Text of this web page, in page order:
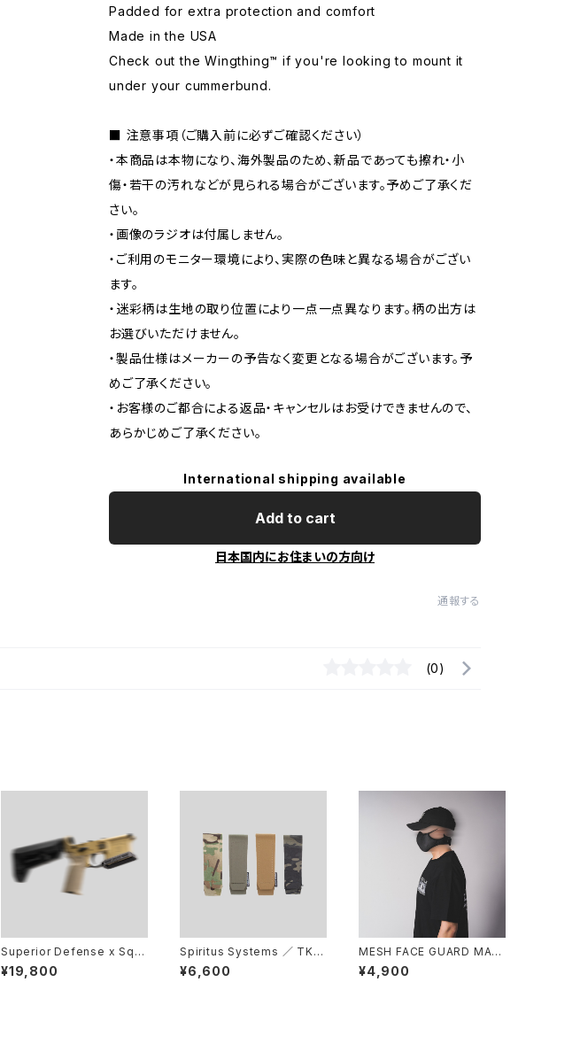
Padded for extra protection and comfort
Made in the USA
Check out the Wingthing™ if you're looking to mount it
under your cummerbund.
■ 注意事項（ご購入前に必ずご確認ください）
・本商品は本物になり、海外製品のため、新品であっても擦れ・小
傷・若干の汚れなどが見られる場合がございます。予めご了承くだ
さい。
・画像のラジオは付属しません。
・ご利用のモニター環境により、実際の色味と異なる場合がござい
ます。
・迷彩柄は生地の取り位置により一点一点異なります。柄の出方は
お選びいただけません。
・製品仕様はメーカーの予告なく変更となる場合がございます。予
めご了承ください。
・お客様のご都合による返品・キャンセルはお受けできませんので、
あらかじめご了承ください。
International shipping available
Add to cart
日本国内にお住まいの方向け
通報する
(0)
Superior Defense x Squi
d x Annex ／ ULTRALIGH
T FLARED MAGWELL
¥19,800
Spiritus Systems ／ TKO
Pouch
¥6,600
MESH FACE GUARD MAS
K - 3rd / BLACK
¥4,900